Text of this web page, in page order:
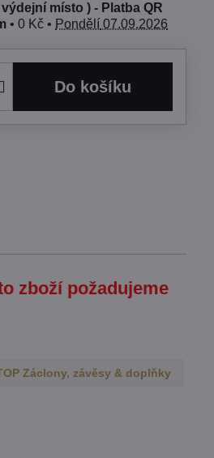
místo ) - Platba QR
•0 Kč • Pondělí 07.09.2026
Do košíku
zboží požadujeme
Záclony, závěsy & doplňky